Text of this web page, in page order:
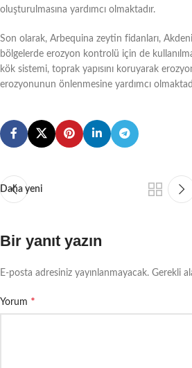
oluşturulmasına yardımcı olmaktadır.
Son olarak, Arbequina zeytin fidanları,
bölgelerde erozyon kontrolü için de
kök sistemi, toprak yapısını koruyarak
erozyonunun önlenmesine yardımcı
Daha yeni
Bir yanıt yazın
E-posta adresiniz yayınlanmayacak. Gerekli
Yorum *